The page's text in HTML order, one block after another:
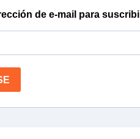
de e-mail para